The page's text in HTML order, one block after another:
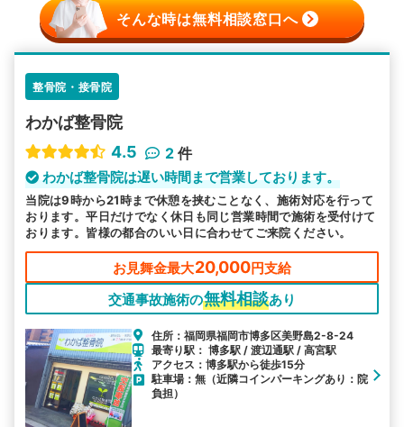
そんな時は無料相談窓口へ
整骨院・接骨院
わかば整骨院
4.5
2 件
わかば整骨院は遅い時間まで営業しております。
当院は9時から21時まで休憩を挟むことなく、施術対応を行って
おります。平日だけでなく休日も同じ営業時間で施術を受付けて
おります。皆様の都合のいい日に合わせてご来院ください。
お見舞金最大20,000円支給
交通事故施術の無料相談あり
住所：福岡県福岡市博多区美野島2-8-24
最寄り駅： 博多駅 / 渡辺通駅 / 高宮駅
アクセス：博多駅から徒歩15分
駐車場：無（近隣コインパーキングあり：院
負担）